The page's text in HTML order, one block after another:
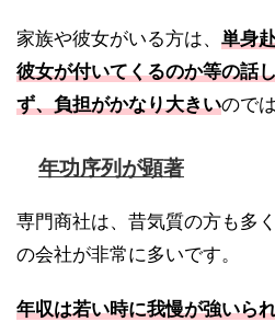
家族や彼女がいる方は、 単身
彼女が付いてくるのか等の話
ず、負担がかなり大きいので
年功序列が顕著
専門商社は、昔気質の方も多
の会社が非常に多いです。
年収は若い時に我慢が強いら